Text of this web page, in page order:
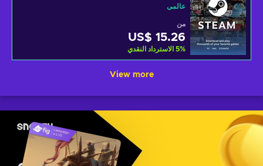
عالمي
من
US$ 15.26
5% الاسترداد النقدي
View more